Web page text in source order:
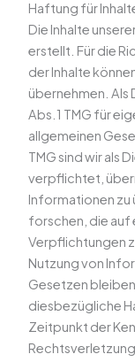
Haftung für
Die Inhalte
erstellt. Für die
der Inhalte
übernehmen. Als
Abs.1 TMG für
allgemeinen
TMG sind wir als
verpflichtet,
Informationen zu
forschen, die auf
Verpflichtungen
Nutzung von
Gesetzen
diesbezügliche
Zeitpunkt der